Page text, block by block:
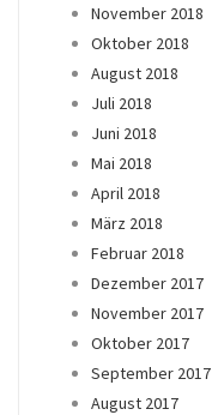
November 2018
Oktober 2018
August 2018
Juli 2018
Juni 2018
Mai 2018
April 2018
März 2018
Februar 2018
Dezember 2017
November 2017
Oktober 2017
September 2017
August 2017